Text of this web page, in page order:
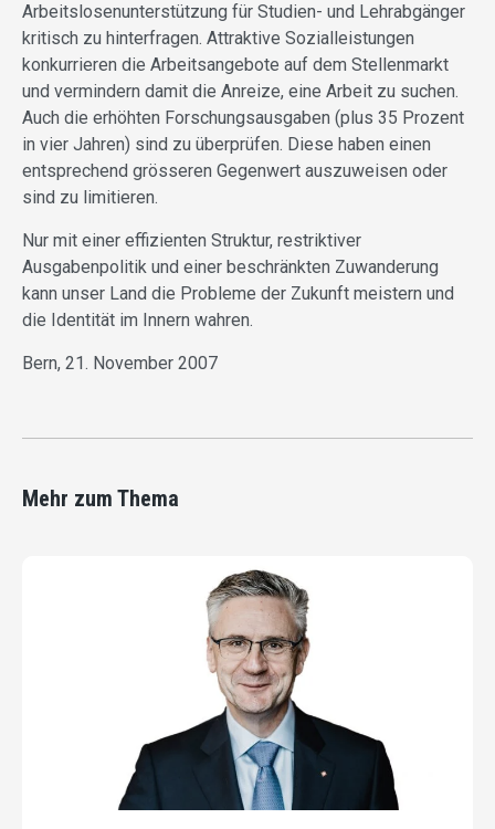
Arbeitslosenunterstützung für Studien- und Lehrabgänger
kritisch zu hinterfragen. Attraktive Sozialleistungen
konkurrieren die Arbeitsangebote auf dem Stellenmarkt
und vermindern damit die Anreize, eine Arbeit zu suchen.
Auch die erhöhten Forschungsausgaben (plus 35 Prozent
in vier Jahren) sind zu überprüfen. Diese haben einen
entsprechend grösseren Gegenwert auszuweisen oder
sind zu limitieren.
Nur mit einer effizienten Struktur, restriktiver
Ausgabenpolitik und einer beschränkten Zuwanderung
kann unser Land die Probleme der Zukunft meistern und
die Identität im Innern wahren.
Bern, 21. November 2007
Mehr zum Thema